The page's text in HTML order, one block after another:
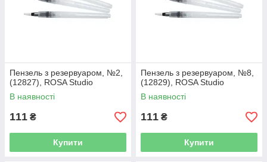
Пензель з резервуаром, №2,
(12827), ROSA Studio
В наявності
111 ₴
Купити
Пензель з резервуаром, №8,
(12829), ROSA Studio
В наявності
111 ₴
Купити